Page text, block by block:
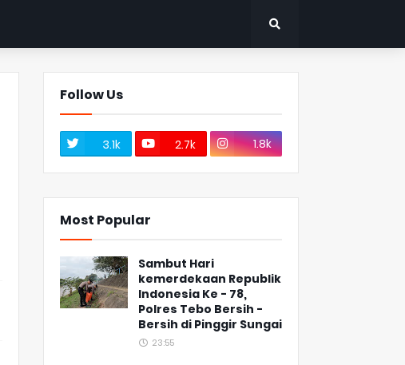
Follow Us
3.1k 2.7k 1.8k
Most Popular
Sambut Hari
kemerdekaan Republik
Indonesia Ke - 78,
Polres Tebo Bersih -
Bersih di Pinggir Sungai
23:55